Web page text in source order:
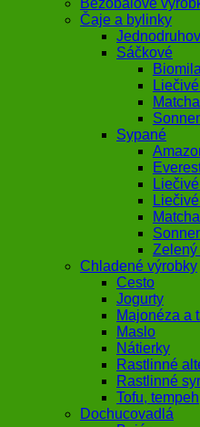
Bezobalové
Čaje a bylinky
Sáčkové
Biomila
Matcha
Sypané
Matcha
Zelený
Chladené výrobky
Cesto
Jogurty
Majonéza a
Maslo
Nátierky
Rastlinné
Rastlinné
Tofu,
Dochucovadlá